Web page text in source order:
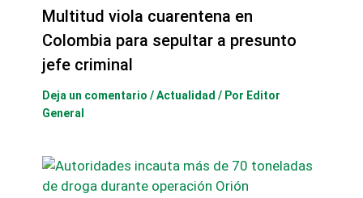
Multitud viola cuarentena en
Colombia para sepultar a presunto
jefe criminal
Deja un comentario /Actualidad / Por Editor
General